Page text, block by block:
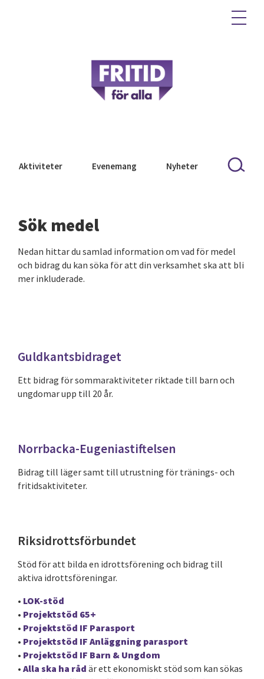
Aktiviteter Evenemang Nyheter
Sök medel
Nedan hittar du samlad information om vad för medel
och bidrag du kan söka för att din verksamhet ska att bli
mer inkluderade.
Guldkantsbidraget
Ett bidrag för sommaraktiviteter riktade till barn och
ungdomar upp till 20 år.
Norrbacka-Eugeniastiftelsen
Bidrag till läger samt till utrustning för tränings- och
fritidsaktiviteter.
Riksidrottsförbundet
Stöd för att bilda en idrottsförening och bidrag till
aktiva idrottsföreningar.
• LOK-stöd
• Projektstöd 65+
• Projektstöd IF Parasport
• Projektstöd IF Anläggning parasport
• Projektstöd IF Barn & Ungdom
• Alla ska ha råd är ett ekonomiskt stöd som kan sökas